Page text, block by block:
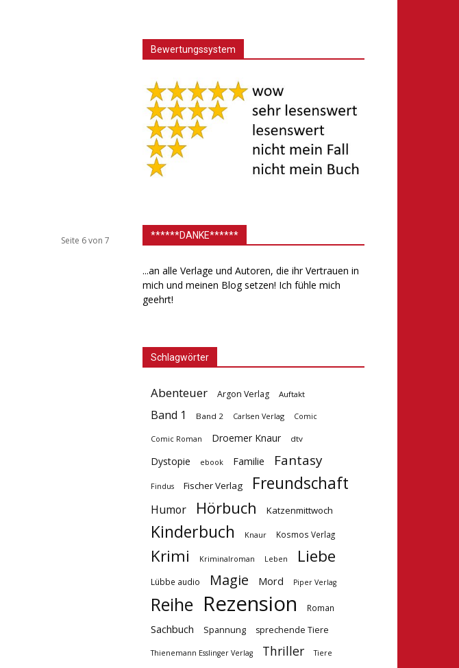
Seite 6 von 7
Bewertungssystem
******DANKE******
...an alle Verlage und Autoren, die ihr Vertrauen in
mich und meinen Blog setzen! Ich fühle mich
geehrt!
Schlagwörter
Abenteuer Argon Verlag Auftakt
Band 1 Band 2 Carlsen Verlag Comic
Comic Roman Droemer Knaur dtv
Dystopie ebook Familie Fantasy
Findus Fischer Verlag Freundschaft
Humor Hörbuch Katzenmittwoch
Kinderbuch Knaur Kosmos Verlag
Krimi Kriminalroman Leben Liebe
Lübbe audio Magie Mord Piper Verlag
Reihe Rezension Roman
Sachbuch Spannung sprechende Tiere
Thienemann Esslinger Verlag Thriller Tiere